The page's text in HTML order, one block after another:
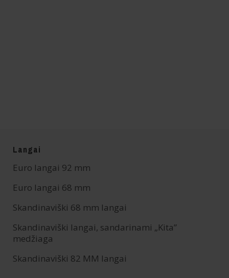
Langai
Euro langai 92 mm
Euro langai 68 mm
Skandinaviški 68 mm langai
Skandinaviški langai, sandarinami „Kita”
medžiaga
Skandinaviški 82 MM langai